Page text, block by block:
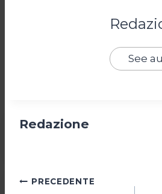
See
Redazione
Navigazione
PRECEDENTE